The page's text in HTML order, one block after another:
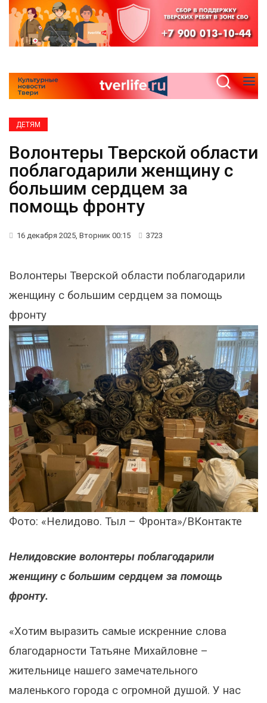
ДЕТЯМ
Волонтеры Тверской области
поблагодарили женщину с
большим сердцем за
помощь фронту
16 декабря 2025, Вторник 00:15 3723
Волонтеры Тверской области поблагодарили
женщину с большим сердцем за помощь
фронту
Фото: «Нелидово. Тыл – Фронта»/ВКонтакте
Нелидовские волонтеры поблагодарили
женщину с большим сердцем за помощь
фронту.
«Хотим выразить самые искренние слова
благодарности Татьяне Михайловне –
жительнице нашего замечательного
маленького города с огромной душой. У нас